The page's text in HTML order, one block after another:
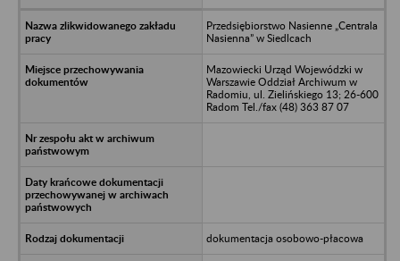
Przedsiębiorstwo Nasienne „Centrala
Nasienna” w Siedlcach
Mazowiecki Urząd Wojewódzki w
Warszawie Oddział Archiwum w
Radomiu, ul. Zielińskiego 13; 26-600
Radom Tel./fax (48) 363 87 07
dokumentacja osobowo-płacowa